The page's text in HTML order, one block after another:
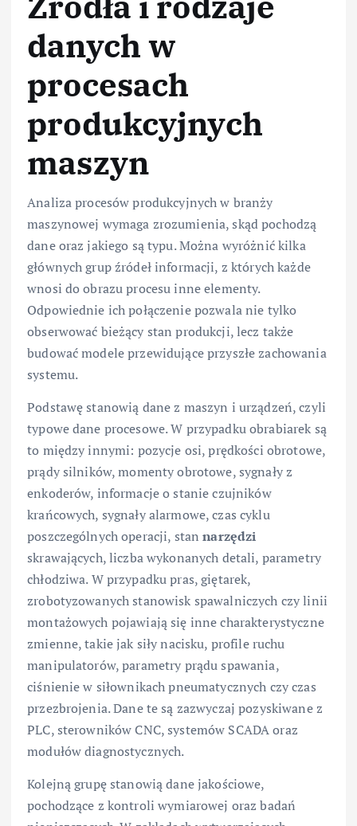
danych w
procesach
produkcyjnych
maszyn
Analiza procesów produkcyjnych w branży
maszynowej wymaga zrozumienia, skąd pochodzą
dane oraz jakiego są typu. Można wyróżnić kilka
głównych grup źródeł informacji, z których każde
wnosi do obrazu procesu inne elementy.
Odpowiednie ich połączenie pozwala nie tylko
obserwować bieżący stan produkcji, lecz także
budować modele przewidujące przyszłe zachowania
systemu.
Podstawę stanowią dane z maszyn i urządzeń, czyli
typowe dane procesowe. W przypadku obrabiarek są
to między innymi: pozycje osi, prędkości obrotowe,
prądy silników, momenty obrotowe, sygnały z
enkoderów, informacje o stanie czujników
krańcowych, sygnały alarmowe, czas cyklu
poszczególnych operacji, stannarzędzi
skrawających, liczba wykonanych detali, parametry
chłodziwa. W przypadku pras, giętarek,
zrobotyzowanych stanowisk spawalniczych czy linii
montażowych pojawiają się inne charakterystyczne
zmienne, takie jak siły nacisku, profile ruchu
manipulatorów, parametry prądu spawania,
ciśnienie w siłownikach pneumatycznych czy czas
przezbrojenia. Dane te są zazwyczaj pozyskiwane z
PLC, sterowników CNC, systemów SCADA oraz
modułów diagnostycznych.
Kolejną grupę stanowią dane jakościowe,
pochodzące z kontroli wymiarowej oraz badań